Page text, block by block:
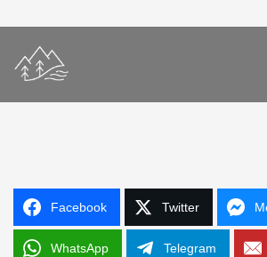
Facebook Twitter
WhatsApp Telegram